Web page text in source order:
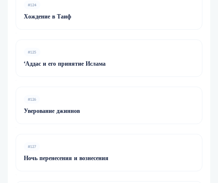
#124
Хождение в Таиф
#125
‘Аддас и его принятие Ислама
#126
Уверование джиннов
#127
Ночь перенесения и вознесения